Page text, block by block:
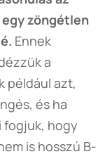
zöngétlen
Ennek
a
például azt,
és ha
fogjuk, hogy
is hosszú B-